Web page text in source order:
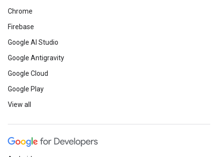
Chrome
Firebase
Google AI Studio
Google Antigravity
Google Cloud
Google Play
View all